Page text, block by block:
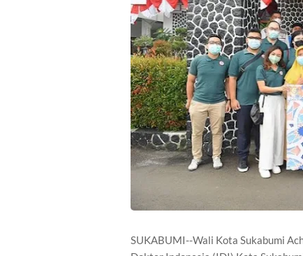
SUKABUMI--Wali Kota Sukabumi